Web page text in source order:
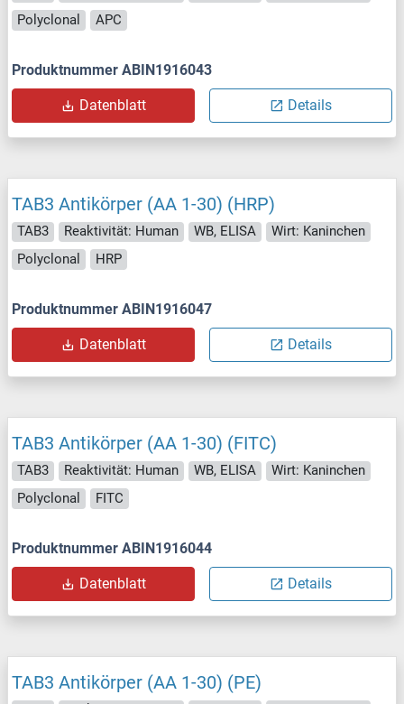
Polyclonal
APC
Produktnummer ABIN1916043
Datenblatt Details
TAB3 Antikörper (AA 1-30) (HRP)
TAB3 Reaktivität: Human WB, ELISA
Wirt: Kaninchen
Polyclonal
HRP
Produktnummer ABIN1916047
Datenblatt Details
TAB3 Antikörper (AA 1-30) (FITC)
TAB3 Reaktivität: Human WB, ELISA
Wirt: Kaninchen
Polyclonal
FITC
Produktnummer ABIN1916044
Datenblatt Details
TAB3 Antikörper (AA 1-30) (PE)